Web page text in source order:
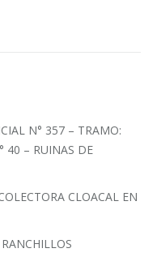
N° 357 – TRAMO:
40 – RUINAS DE
CLOACAL EN